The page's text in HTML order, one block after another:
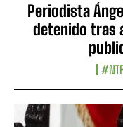
Periodista
detenido tras
#NTF